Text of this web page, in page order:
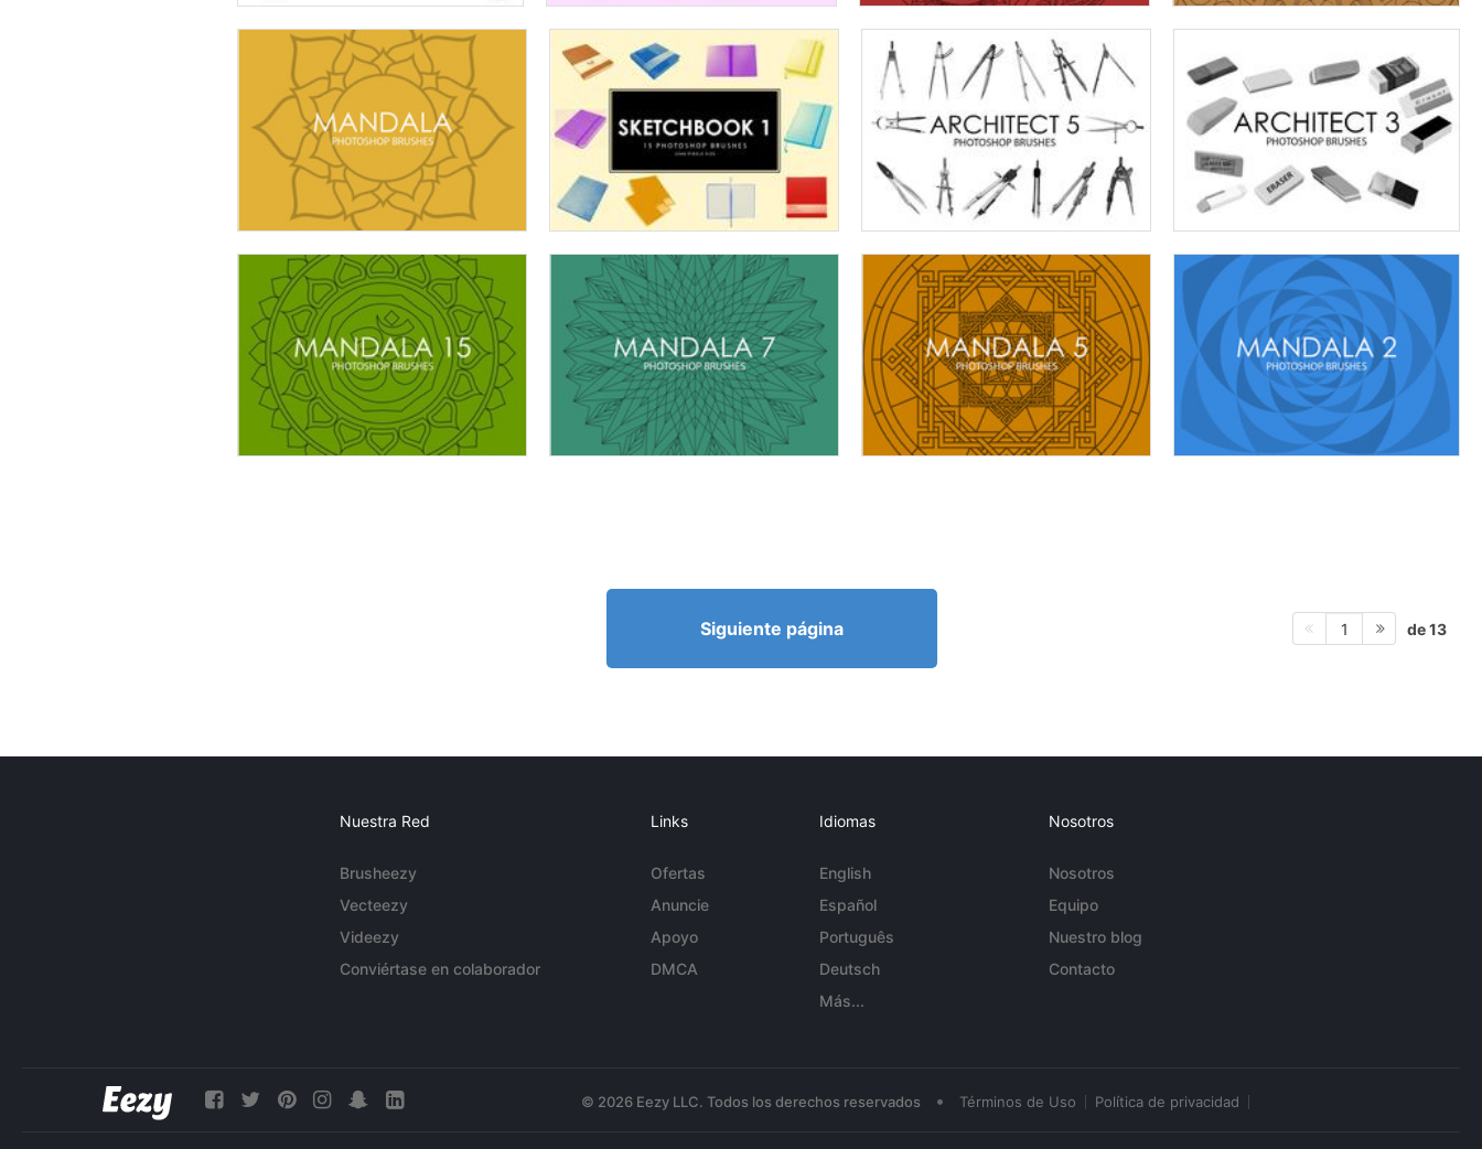
Siguiente página 1 de 13
Nuestra Red
Brusheezy
Vecteezy
Videezy
Conviértase en colaborador
Links
Ofertas
Anuncie
Apoyo
DMCA
Idiomas
English
Español
Português
Deutsch
Más...
Nosotros
Nosotros
Equipo
Nuestro blog
Contacto
© 2026 Eezy LLC. Todos los derechos reservados • Términos de Uso Política de privacidad